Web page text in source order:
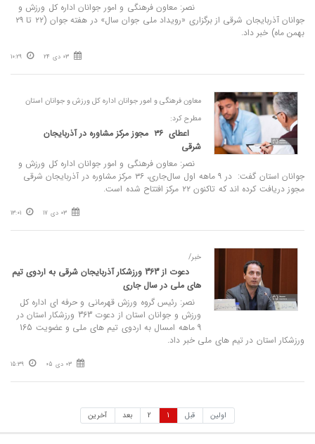
نصر: معاون فرهنگی و امور جوانان اداره کل ورزش و
جوانان آذربایجان شرقی از برگزاری «رویداد ملی جوان سال» در هفته جوان (۲۲ تا ۲۹
بهمن ماه) خبر داد.
03 دی 24 10:29
معاون فرهنگی و امور جوانان اداره کل ورزش و جوانان استان
مطرح کرد:
اعطای ۳۶ مجوز مرکز مشاوره در آذربایجان
شرقی
نصر: معاون فرهنگی و امور جوانان اداره کل ورزش و
جوانان استان گفت: در ۹ ماهه اول سال‌جاری، ۳۶ مرکز مشاوره در آذربایجان شرقی
مجوز دریافت کرده اند که تاکنون ۲۲ مرکز افتتاح شده است.
03 دی 17 13:01
خبر/
دعوت از 363 ورزشکار آذربایجان شرقی به اردوی تیم
های ملی در سال جاری
نصر: رئیس گروه ورزش قهرمانی و حرفه ای اداره کل
ورزش و جوانان استان از دعوت 363 ورزشکار استان در
9 ماهه امسال به اردوی تیم های ملی و عضویت 165
ورزشکار استان در تیم های ملی خبر داد.
03 دی 05 15:39
اولین قبل 1
2 بعد آخرین